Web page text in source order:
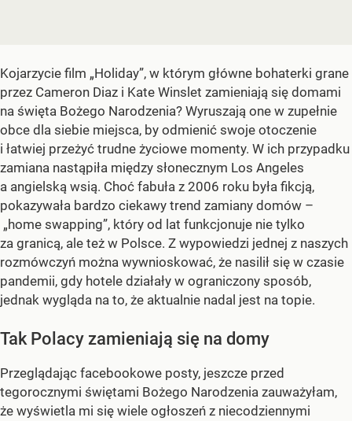
Kojarzycie film „Holiday”, w którym główne bohaterki grane
przez Cameron Diaz i Kate Winslet zamieniają się domami
na święta Bożego Narodzenia? Wyruszają one w zupełnie
obce dla siebie miejsca, by odmienić swoje otoczenie
i łatwiej przeżyć trudne życiowe momenty. W ich przypadku
zamiana nastąpiła między słonecznym Los Angeles
a angielską wsią. Choć fabuła z 2006 roku była fikcją,
pokazywała bardzo ciekawy trend zamiany domów –
„home swapping”, który od lat funkcjonuje nie tylko
za granicą, ale też w Polsce. Z wypowiedzi jednej z naszych
rozmówczyń można wywnioskować, że nasilił się w czasie
pandemii, gdy hotele działały w ograniczony sposób,
jednak wygląda na to, że aktualnie nadal jest na topie.
Tak Polacy zamieniają się na domy
Przeglądając facebookowe posty, jeszcze przed
tegorocznymi świętami Bożego Narodzenia zauważyłam,
że wyświetla mi się wiele ogłoszeń z niecodziennymi